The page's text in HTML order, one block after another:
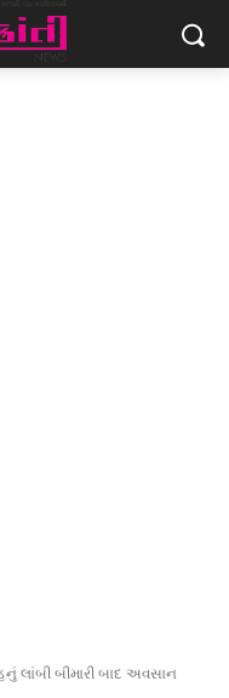
લાંબી બીમારી બાદ અવસાન